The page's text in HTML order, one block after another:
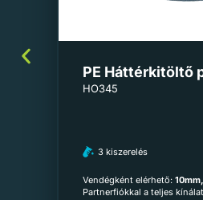
PE Háttérkitöltő
HO345
3 kiszerelés
Vendégként elérhető:
Partnerfiókkal a teljes